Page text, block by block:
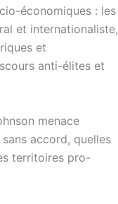
économiques : les
et internationaliste,
et
anti-élites et
menace
sans accord, quelles
territoires pro-